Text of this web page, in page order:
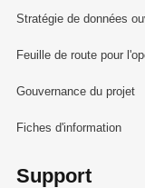
Stratégie de données
Feuille de route pour
Gouvernance du projet
Fiches d'information
Support